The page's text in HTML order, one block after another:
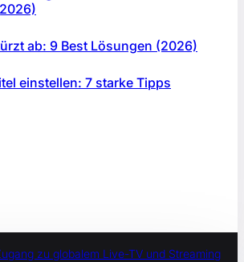
ab: 9 Best Lösungen (2026)
einstellen: 7 starke Tipps
zu globalem Live-TV und Streaming